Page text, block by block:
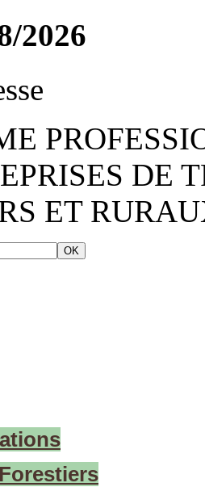
2026
DE
ET